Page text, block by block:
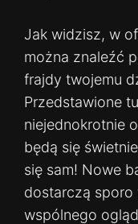
Jak widzisz, w
można znaleźć
frajdy twojemu
Przedstawione tu
niejednokrotnie
będą się
się sam! Nowe
dostarczą
wspólnego